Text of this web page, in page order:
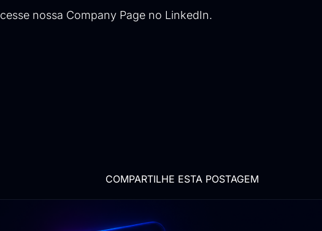
cesse nossa Company Page no LinkedIn.
COMPARTILHE ESTA POSTAGEM